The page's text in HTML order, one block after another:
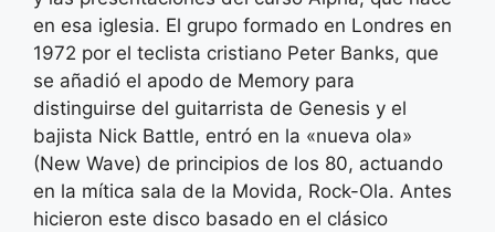
en esa iglesia. El grupo formado en Londres en
1972 por el teclista cristiano Peter Banks, que
se añadió el apodo de Memory para
distinguirse del guitarrista de Genesis y el
bajista Nick Battle, entró en la «nueva ola»
(New Wave) de principios de los 80, actuando
en la mítica sala de la Movida, Rock-Ola. Antes
hicieron este disco basado en el clásico